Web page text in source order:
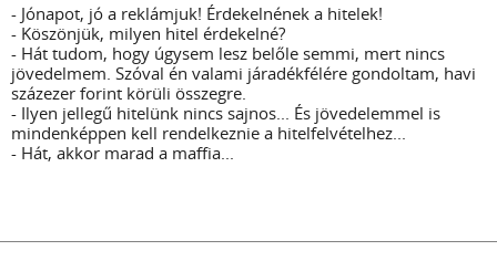
- Jónapot, jó a reklámjuk! Érdekelnének a hitelek!
- Köszönjük, milyen hitel érdekelné?
- Hát tudom, hogy úgysem lesz belőle semmi, mert nincs
jövedelmem. Szóval én valami járadékfélére gondoltam, havi
százezer forint körüli összegre.
- Ilyen jellegű hitelünk nincs sajnos... És jövedelemmel is
mindenképpen kell rendelkeznie a hitelfelvételhez...
- Hát, akkor marad a maffia...